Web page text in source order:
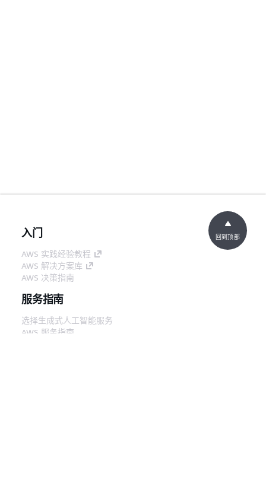
入门
AWS 实践经验教程
AWS 解决方案库
AWS 决策指南
服务指南
选择生成式人工智能服务
AWS 服务指南
回到顶部